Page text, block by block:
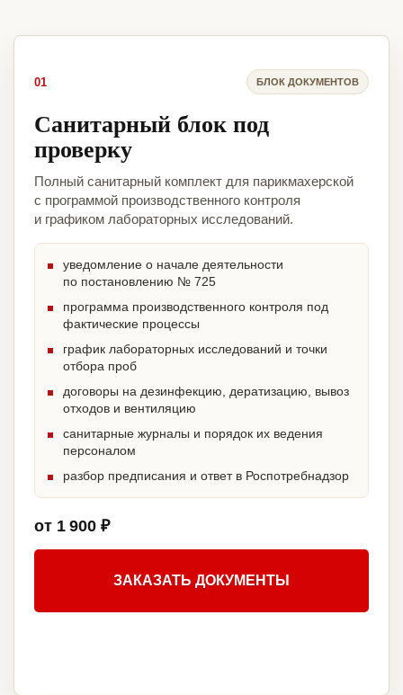
01 БЛОК ДОКУМЕНТОВ
Санитарный блок под
проверку
Полный санитарный комплект для парикмахерской
с программой производственного контроля
и графиком лабораторных исследований.
уведомление о начале деятельности
по постановлению № 725
программа производственного контроля под
фактические процессы
график лабораторных исследований и точки
отбора проб
договоры на дезинфекцию, дератизацию, вывоз
отходов и вентиляцию
санитарные журналы и порядок их ведения
персоналом
разбор предписания и ответ в Роспотребнадзор
от 1 900 ₽
ЗАКАЗАТЬ ДОКУМЕНТЫ